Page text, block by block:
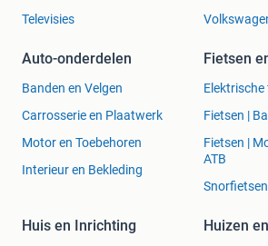
Televisies
Auto-onderdelen
Banden en Velgen
Carrosserie en Plaatwerk
Motor en Toebehoren
Interieur en Bekleding
Fietsen
Elektrische
Fietsen |
Fietsen |
ATB
Huis en Inrichting Huizen